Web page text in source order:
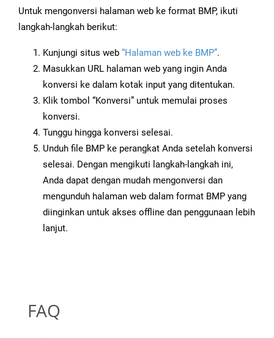
Untuk mengonversi halaman web ke format BMP, ikuti
langkah-langkah berikut:
Kunjungi situs web “Halaman web ke BMP”.
Masukkan URL halaman web yang ingin Anda
konversi ke dalam kotak input yang ditentukan.
Klik tombol “Konversi” untuk memulai proses
konversi.
Tunggu hingga konversi selesai.
Unduh file BMP ke perangkat Anda setelah konversi
selesai. Dengan mengikuti langkah-langkah ini,
Anda dapat dengan mudah mengonversi dan
mengunduh halaman web dalam format BMP yang
diinginkan untuk akses offline dan penggunaan lebih
lanjut.
FAQ